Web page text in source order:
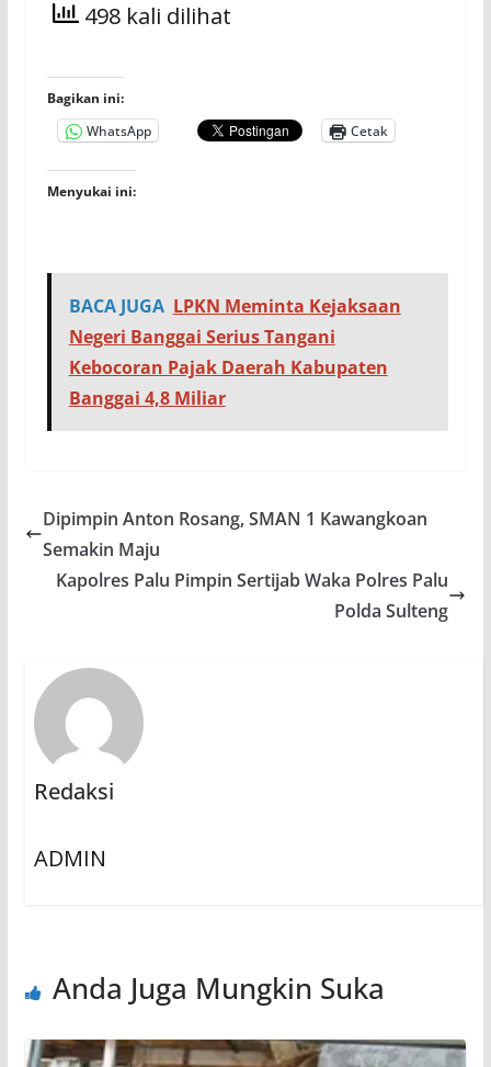
498 kali dilihat
Bagikan ini:
WhatsApp
Cetak
Menyukai ini:
BACA JUGA LPKN Meminta Kejaksaan
Negeri Banggai Serius Tangani
Kebocoran Pajak Daerah Kabupaten
Banggai 4,8 Miliar
Dipimpin Anton Rosang, SMAN 1 Kawangkoan
Semakin Maju
Kapolres Palu Pimpin Sertijab Waka Polres Palu
Polda Sulteng
Redaksi
ADMIN
Anda Juga Mungkin Suka